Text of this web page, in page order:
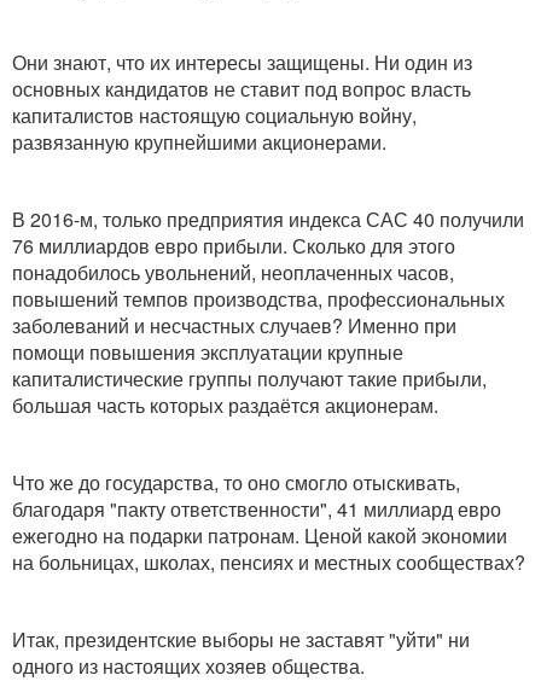
Они знают, что их интересы защищены. Ни один из
основных кандидатов не ставит под вопрос власть
капиталистов настоящую социальную войну,
развязанную крупнейшими акционерами.
В 2016-м, только предприятия индекса САС 40 получили
76 миллиардов евро прибыли. Сколько для этого
понадобилось увольнений, неоплаченных часов,
повышений темпов производства, профессиональных
заболеваний и несчастных случаев? Именно при
помощи повышения эксплуатации крупные
капиталистические группы получают такие прибыли,
большая часть которых раздаётся акционерам.
Что же до государства, то оно смогло отыскивать,
благодаря "пакту ответственности", 41 миллиард евро
ежегодно на подарки патронам. Ценой какой экономии
на больницах, школах, пенсиях и местных сообществах?
Итак, президентские выборы не заставят "уйти" ни
одного из настоящих хозяев общества.